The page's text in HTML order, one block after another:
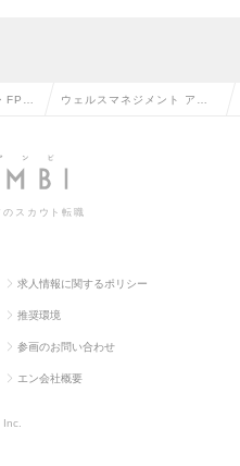
FP ウェルスマネジメント アド
用）の求人情報
スカウト転職
求人情報に関するポリシー
推奨環境
参画のお問い合わせ
エン会社概要